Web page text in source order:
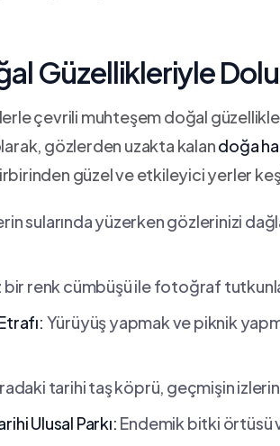
Güzellikleriyle
çevrili muhteşem doğal
gözlerden uzakta kalandoğa
güzel ⁢ve etkileyici yerler
‍sularında⁢ yüzerken gözlerinizi
bir renk cümbüşü ile fotoğraf
Yürüyüş​ yapmak ve piknik
tarihi taş köprü, geçmişin
Ulusal Parkı: ​Endemik bitki örtüsü